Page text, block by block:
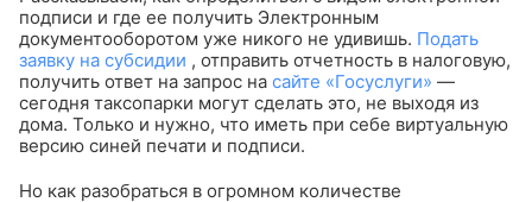
подписи и где ее получить Электронным
документооборотом уже никого не удивишь. Подать
заявку на субсидии , отправить отчетность в налоговую,
получить ответ на запрос на сайте «Госуслуги» —
сегодня таксопарки могут сделать это, не выходя из
дома. Только и нужно, что иметь при себе виртуальную
версию синей печати и подписи.
Но как разобраться в огромном количестве